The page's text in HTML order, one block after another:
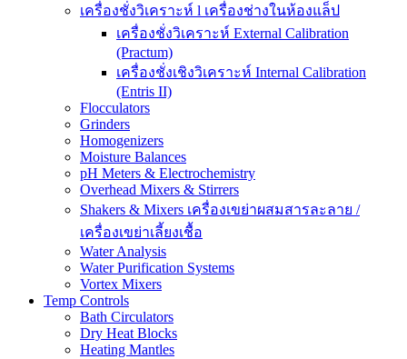
เครื่องชั่งวิเคราะห์ l เครื่องช่างในห้องแล็ป
เครื่องชั่งวิเคราะห์ External Calibration
(Practum)
เครื่องชั่งเชิงวิเคราะห์ Internal Calibration
(Entris II)
Flocculators
Grinders
Homogenizers
Moisture Balances
pH Meters & Electrochemistry
Overhead Mixers & Stirrers
Shakers & Mixers เครื่องเขย่าผสมสารละลาย /
เครื่องเขย่าเลี้ยงเชื้อ
Water Analysis
Water Purification Systems
Vortex Mixers
Temp Controls
Bath Circulators
Dry Heat Blocks
Heating Mantles